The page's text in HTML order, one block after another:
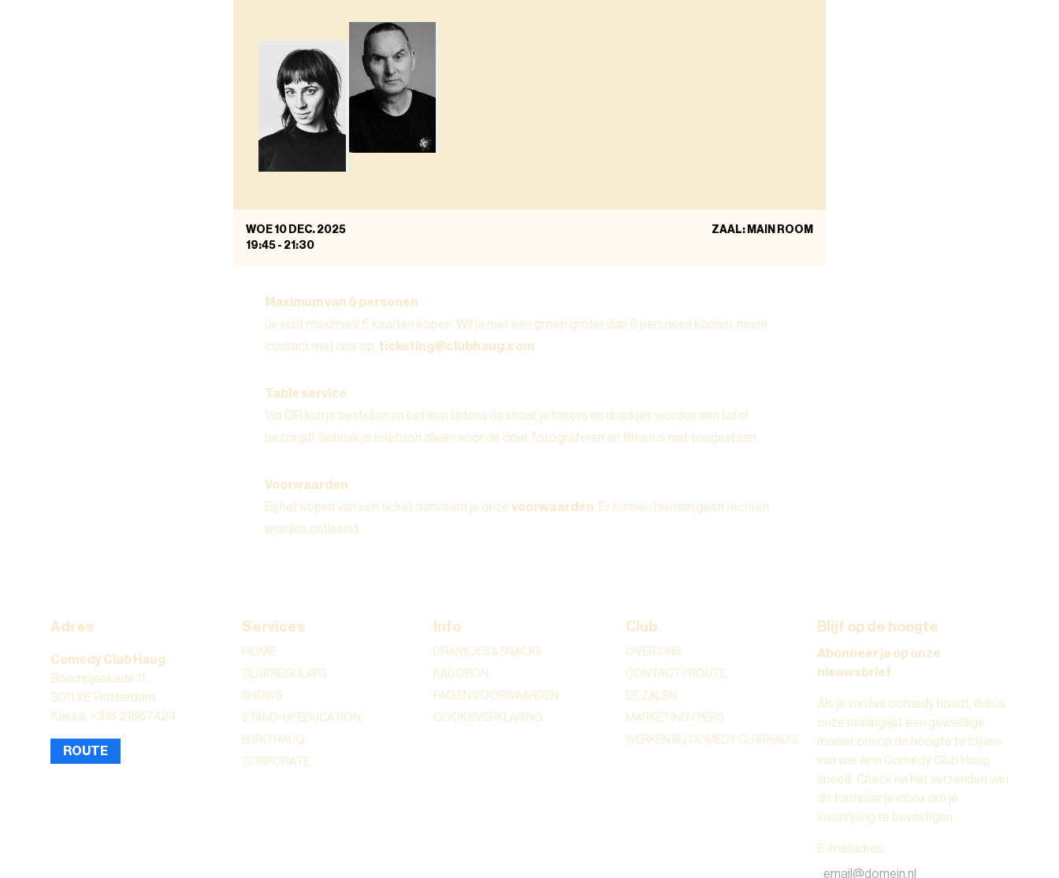
WOE 10 DEC. 2025
19:45 - 21:30
ZAAL: MAIN ROOM
Maximum van 6 personen
Je kunt maximaal 6 kaarten kopen. Wil je met een groep groter dan 6 personen komen, neem
contact met ons op, ticketing@clubhaug.com
Table service
Via QR kun je bestellen en betalen tijdens de show, je hapjes en drankjes worden aan tafel
bezorgd! Gebruik je telefoon alleen voor dit doel, fotograferen en filmen is niet toegestaan.
Voorwaarden
Bij het kopen van een ticket aanvaard je onze voorwaarden . Er kunnen hieraan geen rechten
worden ontleend.
Adres
Comedy Club Haug
Boompjeskade 11
3011 XE Rotterdam
Kassa: +316 21867424
ROUTE
Services
HOME
CLUB REGULARS
SHOWS
STAND-UP EDUCATION
BURO HAUG
CORPORATE
Info
DRANKJES & SNACKS
KADOBON
FAQ EN VOORWAARDEN
COOKIEVERKLARING
Club
OVER ONS
CONTACT / ROUTE
DE ZALEN
MARKETING / PERS
WERKEN BIJ COMEDY CLUB HAUG
Blijf op de hoogte
Abonneer je op onze
nieuwsbrief
Als je van live comedy houdt, dan is
onze mailinglijst een geweldige
manier om op de hoogte te blijven
van wie er in Comedy Club Haug
speelt. Check na het verzenden van
dit formulier je inbox om je
inschrijving te bevestigen.
E-mailadres: